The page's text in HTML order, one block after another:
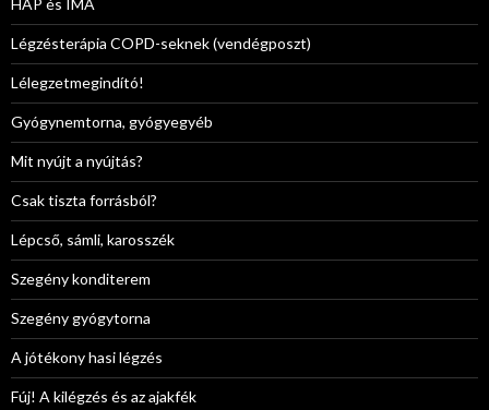
HAP és IMA
Légzésterápia COPD-seknek (vendégposzt)
Lélegzetmegindító!
Gyógynemtorna, gyógyegyéb
Mit nyújt a nyújtás?
Csak tiszta forrásból?
Lépcső, sámli, karosszék
Szegény konditerem
Szegény gyógytorna
A jótékony hasi légzés
Fúj! A kilégzés és az ajakfék